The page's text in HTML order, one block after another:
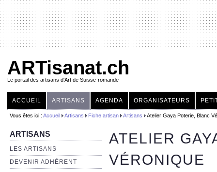
ARTisanat.ch
Le portail des artisans d'Art de Suisse-romande
ACCUEIL ARTISANS AGENDA ORGANISATEURS
Vous êtes ici : Accueil Artisans Fiche artisan Artisans Atelier Gaya Poterie, Blanc
ARTISANS
LES ARTISANS
DEVENIR ADHÉRENT
ATELIER
VÉRONIQUE